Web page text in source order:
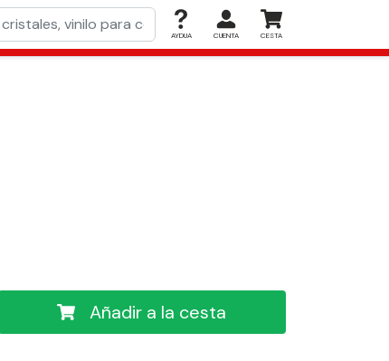
AYDUA CUENTA CESTA
Añadir a la cesta